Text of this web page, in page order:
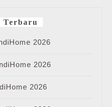
Terbaru
2026
2026
2026